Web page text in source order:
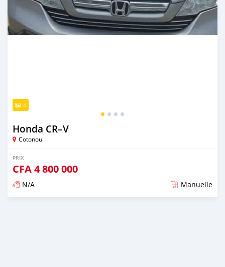
4
Honda CR–V
Cotonou
PRIX
CFA4 800 000
N/A Manuelle